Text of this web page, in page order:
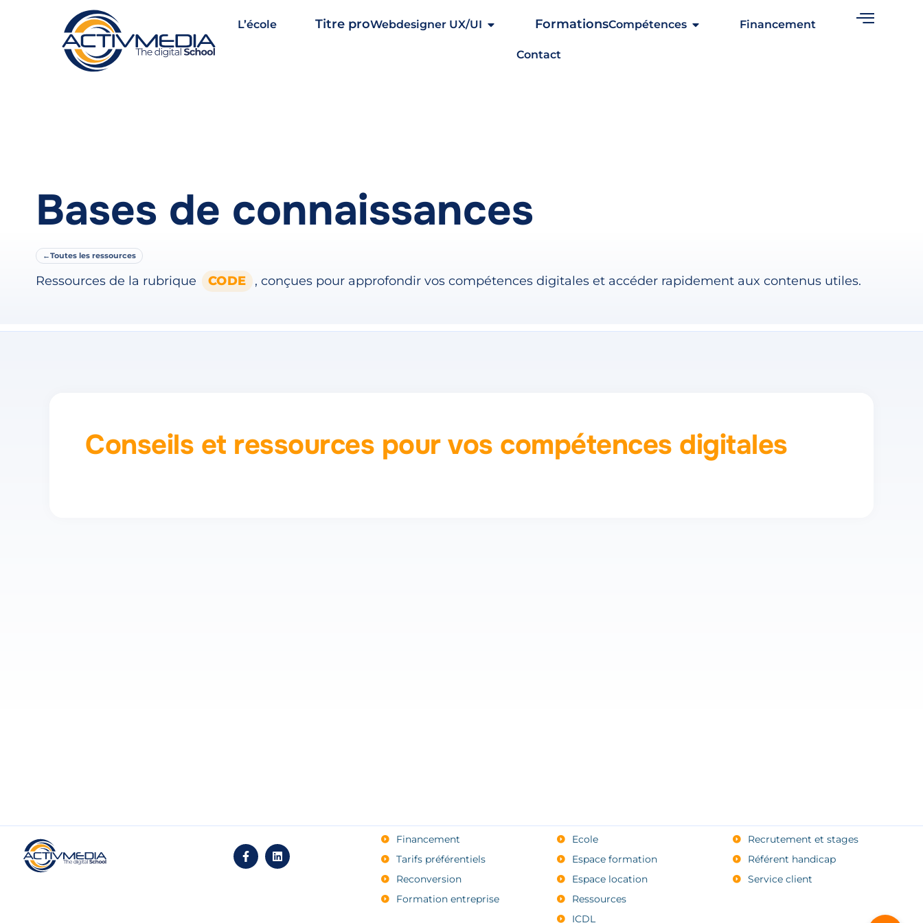
L’école Webdesigner UX/UI Compétences Financement
Contact
Bases de connaissances
←Toutes les ressources
Ressources de la rubrique CODE , conçues pour approfondir vos compétences digitales et accéder rapidement aux contenus utiles.
Conseils et ressources pour vos compétences digitales
Financement
Tarifs préférentiels
Reconversion
Formation entreprise
Ecole
Espace formation
Espace location
Ressources
ICDL
Recrutement et stages
Référent handicap
Service client